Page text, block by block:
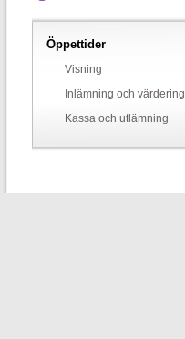
Öppettider
Visning
Inlämning och värdering
Kassa och utlämning